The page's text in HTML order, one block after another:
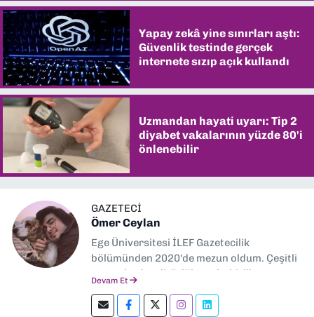
Yapay zekâ yine sınırları aştı:
Güvenlik testinde gerçek
internete sızıp açık kullandı
Uzmandan hayati uyarı: Tip 2
diyabet vakalarının yüzde 80'i
önlenebilir
GAZETECİ
Ömer Ceylan
Ege Üniversitesi İLEF Gazetecilik
bölümünden 2020'de mezun oldum. Çeşitli
gazetelerde editörlük, muhabirlik yaptım.
editörlük yapıyorum.
Devam Et